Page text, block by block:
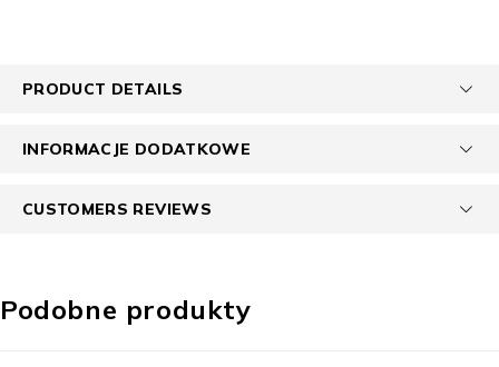
PRODUCT DETAILS
INFORMACJE DODATKOWE
CUSTOMERS REVIEWS
Podobne produkty